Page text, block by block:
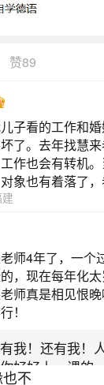
年1月出生运
问题不注意可
大家做一些
年1月出生的人
1月出生的人
而异。对男孩
续五十多年
十岁是黄金阶
错的积累和提
业路线，或进
地发挥自身潜
不
赞89
子看的工作和
了。去年找慧
作也会有转机
象也有着落了，
师4年了，一个
，现在每年化
师真是相见恨
！
我！还有我！
好好上一课的